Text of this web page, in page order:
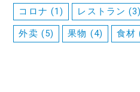
コロナ (1) レストラン (3)
外卖 (5) 果物 (4) 食材